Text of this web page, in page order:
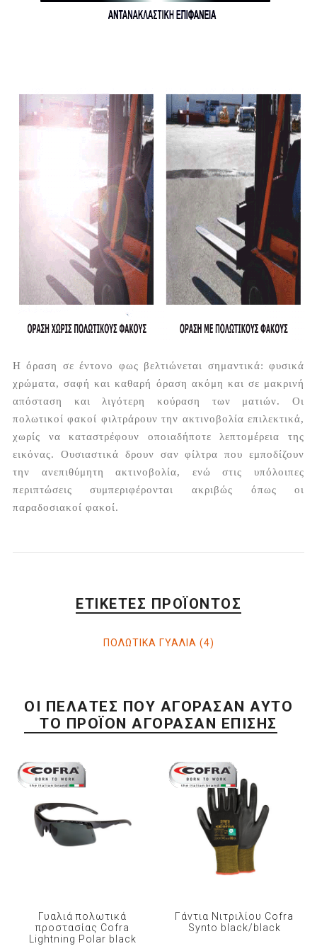
Η όραση σε έντονο φως βελτιώνεται σημαντικά: φυσικά
χρώματα, σαφή και καθαρή όραση ακόμη και σε μακρινή
απόσταση και λιγότερη κούραση των ματιών. Οι
πολωτικοί φακοί φιλτράρουν την ακτινοβολία επιλεκτικά,
χωρίς να καταστρέφουν οποιαδήποτε λεπτομέρεια της
εικόνας. Ουσιαστικά δρουν σαν φίλτρα που εμποδίζουν
την ανεπιθύμητη ακτινοβολία, ενώ στις υπόλοιπες
περιπτώσεις συμπεριφέρονται ακριβώς όπως οι
παραδοσιακοί φακοί.
ΕΤΙΚΈΤΕΣ ΠΡΟΪΌΝΤΟΣ
ΠΟΛΩΤΙΚΑ ΓΥΑΛΙΑ (4)
ΟΙ ΠΕΛΆΤΕΣ ΠΟΥ ΑΓΌΡΑΣΑΝ ΑΥΤΌ
ΤΟ ΠΡΟΪΌΝ ΑΓΌΡΑΣΑΝ ΕΠΊΣΗΣ
Γυαλιά πολωτικά
προστασίας Cofra
Lightning Polar black
Γάντια Νιτριλίου Cofra
Synto black/black